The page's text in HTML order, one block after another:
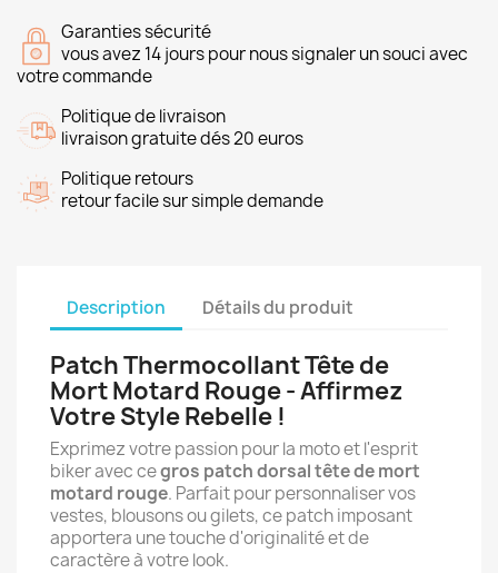
Garanties sécurité
vous avez 14 jours pour nous signaler un souci avec
votre commande
Politique de livraison
livraison gratuite dés 20 euros
Politique retours
retour facile sur simple demande
Description Détails du produit
Patch Thermocollant Tête de
Mort Motard Rouge - Affirmez
Votre Style Rebelle !
Exprimez votre passion pour la moto et l'esprit
biker avec cegros patch dorsal tête de mort
motard rouge. Parfait pour personnaliser vos
vestes, blousons ou gilets, ce patch imposant
apportera une touche d'originalité et de
caractère à votre look.